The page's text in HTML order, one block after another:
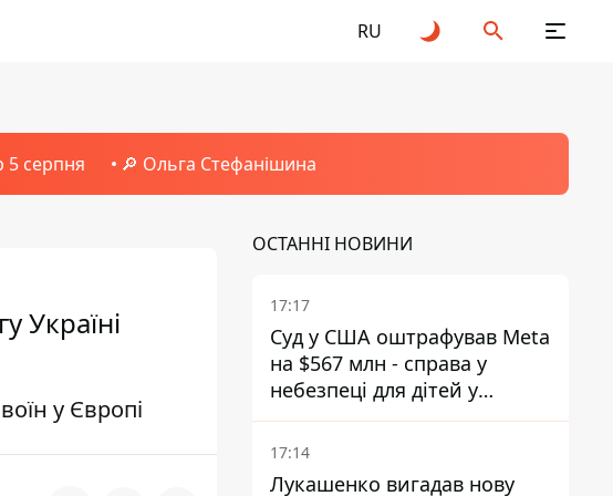
RU
5 серпня 🔎 Ольга Стефанішина
Україні
у Європі
ОСТАННІ НОВИНИ
17:17
Суд у США оштрафував Meta
на $567 млн - справа у
небезпеці для дітей у
соцмережах
17:14
Лукашенко вигадав нову